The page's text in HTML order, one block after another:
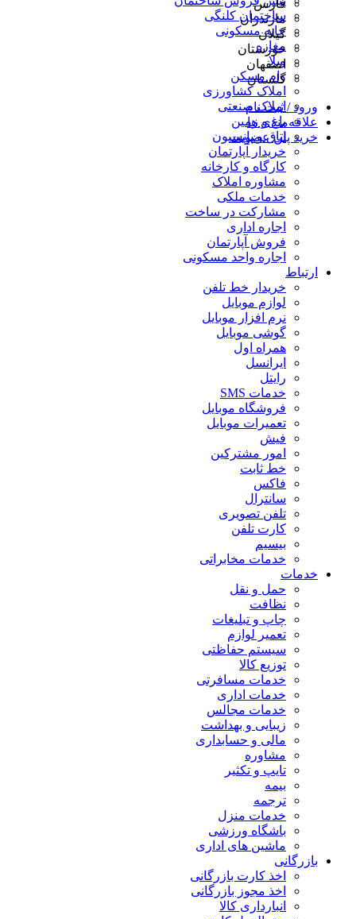
ساختمان کلنگی
خانه مسکونی
مغازه
ویلا
وام مسکن
املاک کشاورزی
املاک صنعتی
باغ و زمین
اتاق و پانسیون
خریدار آپارتمان
کارگاه و کارخانه
مشاوره املاک
خدمات ملکی
مشارکت در ساخت
اجاره اداری
فروش آپارتمان
اجاره واحد مسکونی
ارتباط
خریدار خط تلفن
لوازم موبایل
نرم افزار موبایل
گوشی موبایل
همراه اول
ایرانسل
رایتل
خدمات SMS
فروشگاه موبایل
تعمیرات موبایل
فیش
امور مشترکین
خط ثابت
فاکس
سانترال
تلفن تصویری
کارت تلفن
بیسیم
خدمات مخابراتی
خدمات
حمل و نقل
نظافت
چاپ و تبلیغات
تعمیر لوازم
سیستم حفاظتی
توزیع کالا
خدمات مسافرتی
خدمات اداری
خدمات مجالس
زیبایی و بهداشت
مالی و حسابداری
مشاوره
تایپ و تکثیر
بیمه
ترجمه
خدمات منزل
باشگاه ورزشی
ماشین های اداری
بازرگانی
اخذ کارت بازرگانی
اخذ مجوز بازرگانی
انبارداری کالا
فارس
مازندران
گیلان
خوزستان
اصفهان
گلستان
ورود / ثبت نام
علاقه‌مندی ها
خرید پلن عضویت